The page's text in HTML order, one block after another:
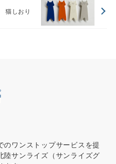
猫しおり
のワンストップサービスを提
陸サンライズ（サンライズグ